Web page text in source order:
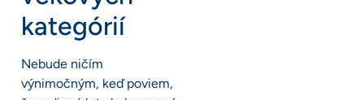
kategórií
Nebude ničím
výnimočným, keď poviem,